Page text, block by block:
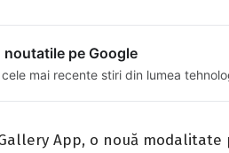
noutatile pe Google
mai recente stiri din lumea
App, o nouă